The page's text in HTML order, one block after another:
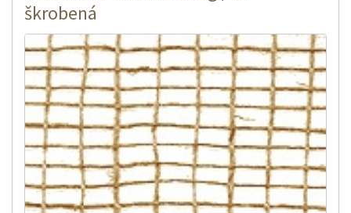
škrobená